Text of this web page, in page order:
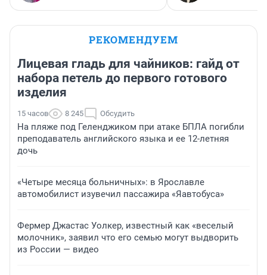
РЕКОМЕНДУЕМ
Лицевая гладь для чайников: гайд от
набора петель до первого готового
изделия
15 часов 8 245 Обсудить
На пляже под Геленджиком при атаке БПЛА погибли
преподаватель английского языка и ее 12-летняя
дочь
«Четыре месяца больничных»: в Ярославле
автомобилист изувечил пассажира «Яавтобуса»
Фермер Джастас Уолкер, известный как «веселый
молочник», заявил что его семью могут выдворить
из России — видео